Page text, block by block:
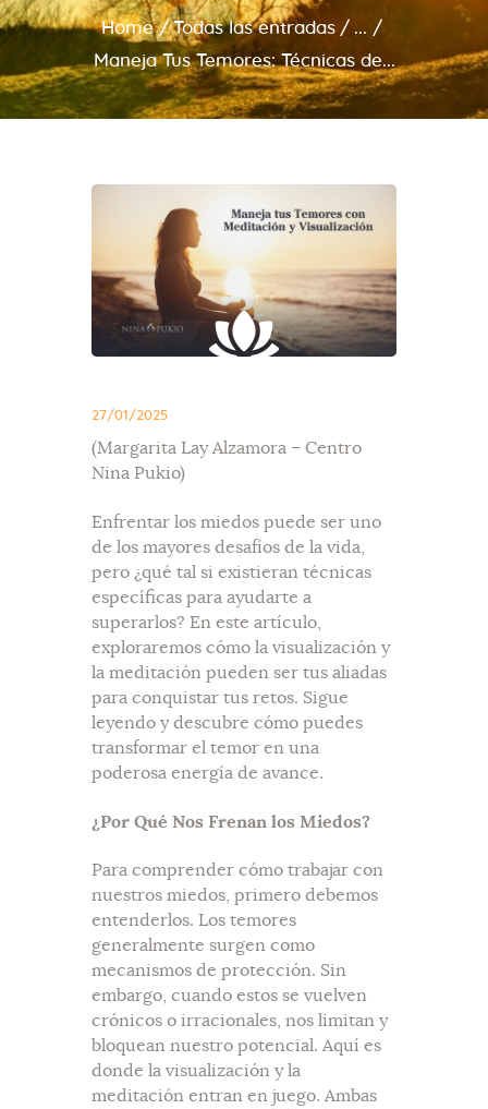
Home Todas las entradas
...
Maneja Tus Temores: Técnicas de...
27/01/2025
(Margarita Lay Alzamora – Centro
Nina Pukio)
Enfrentar los miedos puede ser uno
de los mayores desafíos de la vida,
pero ¿qué tal si existieran técnicas
específicas para ayudarte a
superarlos? En este artículo,
exploraremos cómo la visualización y
la meditación pueden ser tus aliadas
para conquistar tus retos. Sigue
leyendo y descubre cómo puedes
transformar el temor en una
poderosa energía de avance.
¿Por Qué Nos Frenan los Miedos?
Para comprender cómo trabajar con
nuestros miedos, primero debemos
entenderlos. Los temores
generalmente surgen como
mecanismos de protección. Sin
embargo, cuando estos se vuelven
crónicos o irracionales, nos limitan y
bloquean nuestro potencial. Aquí es
donde la visualización y la
meditación entran en juego. Ambas